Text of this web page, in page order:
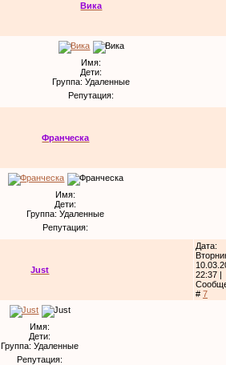
Вика
Имя:
Дети:
Группа: Удаленные
Репутация:
Франческа
Имя:
Дети:
Группа: Удаленные
Репутация:
Just
Дата:
22:37 |
# 7
Имя:
Дети:
Группа: Удаленные
Репутация: